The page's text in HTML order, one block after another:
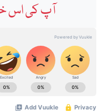
آپ کی اس